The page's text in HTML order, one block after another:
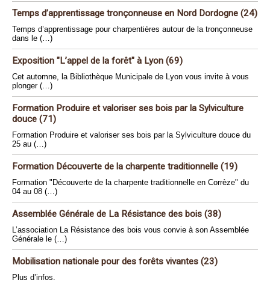
Temps d’apprentissage tronçonneuse en Nord Dordogne (24)
Temps d’apprentissage pour charpentières autour de la tronçonneuse
dans le (…)
Exposition "L’appel de la forêt" à Lyon (69)
Cet automne, la Bibliothèque Municipale de Lyon vous invite à vous
plonger (…)
Formation Produire et valoriser ses bois par la Sylviculture
douce (71)
Formation Produire et valoriser ses bois par la Sylviculture douce du
25 au (…)
Formation Découverte de la charpente traditionnelle (19)
Formation "Découverte de la charpente traditionnelle en Corrèze" du
04 au 08 (…)
Assemblée Générale de La Résistance des bois (38)
L’association La Résistance des bois vous convie à son Assemblée
Générale le (…)
Mobilisation nationale pour des forêts vivantes (23)
Plus d’infos.